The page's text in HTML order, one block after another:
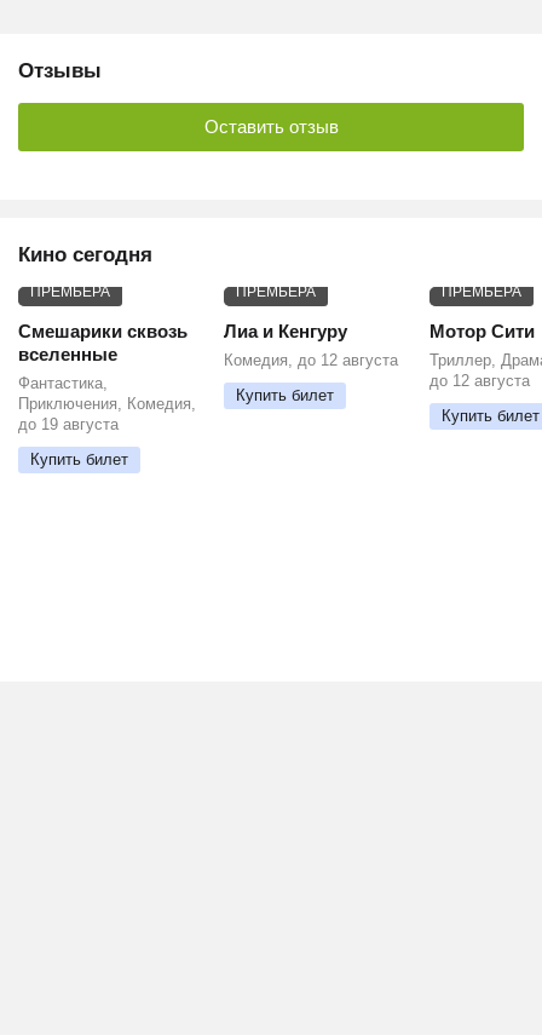
Отзывы
Оставить отзыв
Кино сегодня
ПРЕМЬЕРА
Смешарики сквозь
вселенные
Фантастика,
Приключения, Комедия,
до 19 августа
Купить билет
ПРЕМЬЕРА
Лиа и Кенгуру
Комедия, до 12 августа
Купить билет
ПРЕМЬЕРА
Мотор Сити
Триллер,
до 12 августа
Купить билет